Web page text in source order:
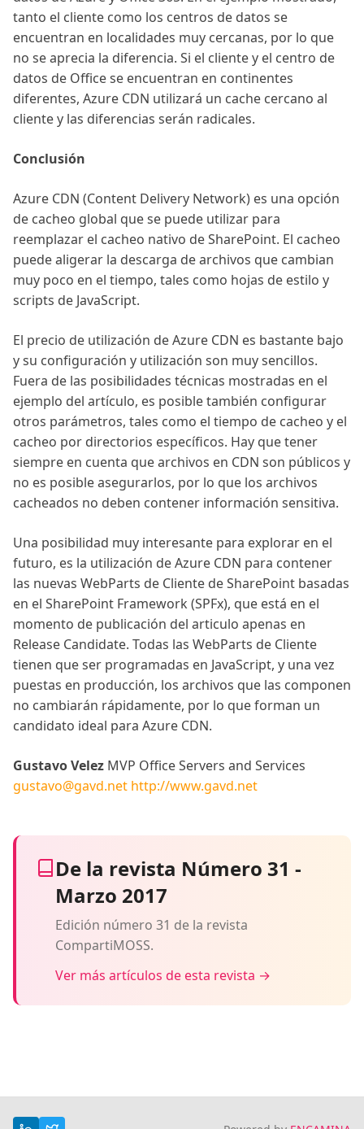
tanto el cliente como los centros de datos se
encuentran en localidades muy cercanas, por lo que
no se aprecia la diferencia. Si el cliente y el centro de
datos de Office se encuentran en continentes
diferentes, Azure CDN utilizará un cache cercano al
cliente y las diferencias serán radicales.
Conclusión
Azure CDN (Content Delivery Network) es una opción
de cacheo global que se puede utilizar para
reemplazar el cacheo nativo de SharePoint. El cacheo
puede aligerar la descarga de archivos que cambian
muy poco en el tiempo, tales como hojas de estilo y
scripts de JavaScript.
El precio de utilización de Azure CDN es bastante bajo
y su configuración y utilización son muy sencillos.
Fuera de las posibilidades técnicas mostradas en el
ejemplo del artículo, es posible también configurar
otros parámetros, tales como el tiempo de cacheo y el
cacheo por directorios específicos. Hay que tener
siempre en cuenta que archivos en CDN son públicos y
no es posible asegurarlos, por lo que los archivos
cacheados no deben contener información sensitiva.
Una posibilidad muy interesante para explorar en el
futuro, es la utilización de Azure CDN para contener
las nuevas WebParts de Cliente de SharePoint basadas
en el SharePoint Framework (SPFx), que está en el
momento de publicación del articulo apenas en
Release Candidate. Todas las WebParts de Cliente
tienen que ser programadas en JavaScript, y una vez
puestas en producción, los archivos que las componen
no cambiarán rápidamente, por lo que forman un
candidato ideal para Azure CDN.
Gustavo Velez MVP Office Servers and Services
gustavo@gavd.net http://www.gavd.net
De la revista Número 31 -
Marzo 2017
Edición número 31 de la revista
CompartiMOSS.
Ver más artículos de esta revista →